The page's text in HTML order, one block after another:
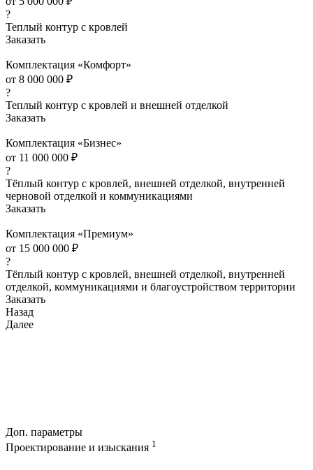
?
Теплый контур с кровлей
Заказать
Комплектация «Комфорт»
от 8 000 000 ₽
?
Теплый контур с кровлей и внешней отделкой
Заказать
Комплектация «Бизнес»
от 11 000 000 ₽
?
Тёплый контур с кровлей, внешней отделкой, внутренней
черновой отделкой и коммуникациями
Заказать
Комплектация «Премиум»
от 15 000 000 ₽
?
Тёплый контур с кровлей, внешней отделкой, внутренней
отделкой, коммуникациями и благоустройством территории
Заказать
Назад
Далее
Доп. параметры
Проектирование и изыскания 1